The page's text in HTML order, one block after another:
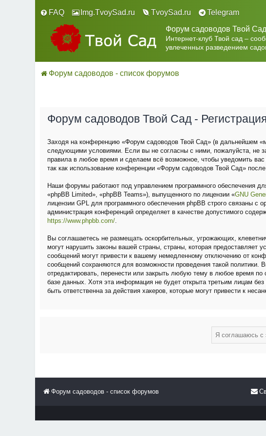
FAQ Img.TvoySad.ru TvoySad.ru
Telegram
Форум садоводов Твой Сад
Интернет-клуб Твой сад –
увлеченных разведением
Форум садоводов - список форумов
Форум садоводов Твой Сад - Регистрация
Заходя на конференцию «Форум садоводов Твой Сад» (в дальнейшем
следующими условиями. Если вы не согласны с ними, пожалуйста, не
правила в любое время и сделаем всё возможное, чтобы уведомить
так как использование конференции «Форум садоводов Твой Сад»
Наши форумы работают под управлением программного обеспечения
«phpBB Limited», «phpBB Teams»), выпущенного по лицензии «GNU
лицензии GPL для программного обеспечения phpBB строго связаны с
администрация конференций определяет в качестве допустимого
https://www.phpbb.com/.
Вы соглашаетесь не размещать оскорбительных, угрожающих,
могут нарушить законы вашей страны, страны, которая
сообщений могут привести к вашему немедленному отключению от
сообщений сохраняются для возможности проведения такой
отредактировать, перенести или закрыть любую тему в любое время
базе данных. Хотя эта информация не будет открыта третьим лицам
быть ответственна за действия хакеров, которые могут привести к
Форум садоводов - список форумов